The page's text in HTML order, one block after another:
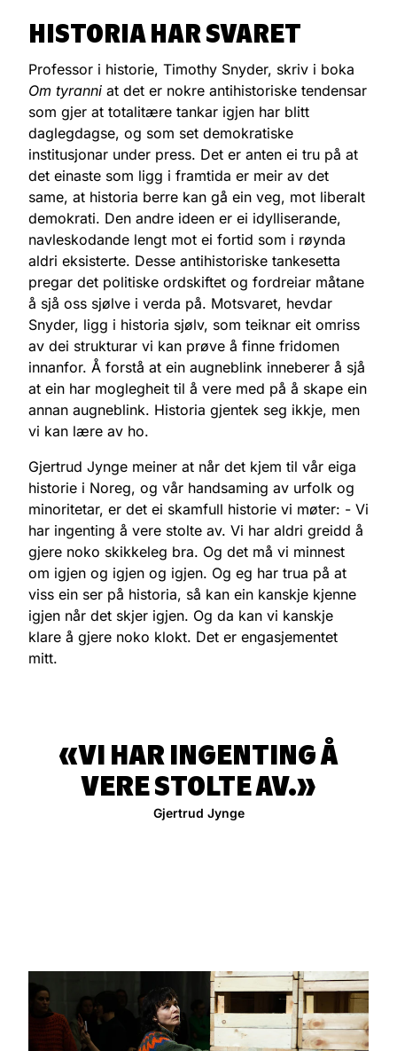
HISTORIA HAR SVARET
Professor i historie, Timothy Snyder, skriv i boka
Om tyranni at det er nokre antihistoriske tendensar
som gjer at totalitære tankar igjen har blitt
daglegdagse, og som set demokratiske
institusjonar under press. Det er anten ei tru på at
det einaste som ligg i framtida er meir av det
same, at historia berre kan gå ein veg, mot liberalt
demokrati. Den andre ideen er ei idylliserande,
navleskodande lengt mot ei fortid som i røynda
aldri eksisterte. Desse antihistoriske tankesetta
pregar det politiske ordskiftet og fordreiar måtane
å sjå oss sjølve i verda på. Motsvaret, hevdar
Snyder, ligg i historia sjølv, som teiknar eit omriss
av dei strukturar vi kan prøve å finne fridomen
innanfor. Å forstå at ein augneblink inneberer å sjå
at ein har moglegheit til å vere med på å skape ein
annan augneblink. Historia gjentek seg ikkje, men
vi kan lære av ho.
Gjertrud Jynge meiner at når det kjem til vår eiga
historie i Noreg, og vår handsaming av urfolk og
minoritetar, er det ei skamfull historie vi møter: - Vi
har ingenting å vere stolte av. Vi har aldri greidd å
gjere noko skikkeleg bra. Og det må vi minnest
om igjen og igjen og igjen. Og eg har trua på at
viss ein ser på historia, så kan ein kanskje kjenne
igjen når det skjer igjen. Og da kan vi kanskje
klare å gjere noko klokt. Det er engasjementet
mitt.
VI HAR INGENTING Å
VERE STOLTE AV.
Gjertrud Jynge